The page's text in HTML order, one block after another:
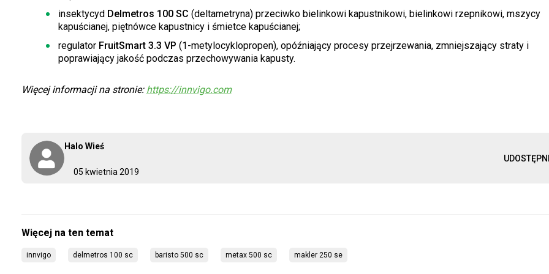
05 kwietnia 2019
Halo Wieś
insektycyd Delmetros 100 SC (deltametryna) przeciwko bielinkowi kapustnikowi, bielinkowi rzepnikowi, mszycy
kapuścianej, piętnówce kapustnicy i śmietce kapuścianej;
regulator FruitSmart 3.3 VP (1-metylocyklopropen), opóźniający procesy przejrzewania, zmniejszający straty i
poprawiający jakość podczas przechowywania kapusty.
Więcej informacji na stronie: https://innvigo.com
innvigo delmetros 100 sc baristo 500 sc metax 500 sc makler 250 se